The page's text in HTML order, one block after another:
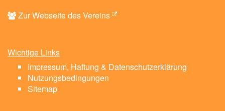
Zur Webseite des Vereins
Wichtige Links
Impressum, Haftung & Datenschutzerklärung
Nutzungsbedingungen
Sitemap